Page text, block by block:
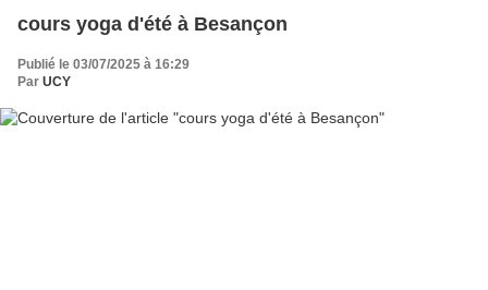
cours yoga d'été à Besançon
Publié le 03/07/2025 à 16:29
Par UCY